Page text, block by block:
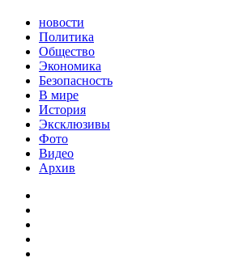
новости
Политика
Общество
Экономика
Безопасность
В мире
История
Эксклюзивы
Фото
Видео
Архив